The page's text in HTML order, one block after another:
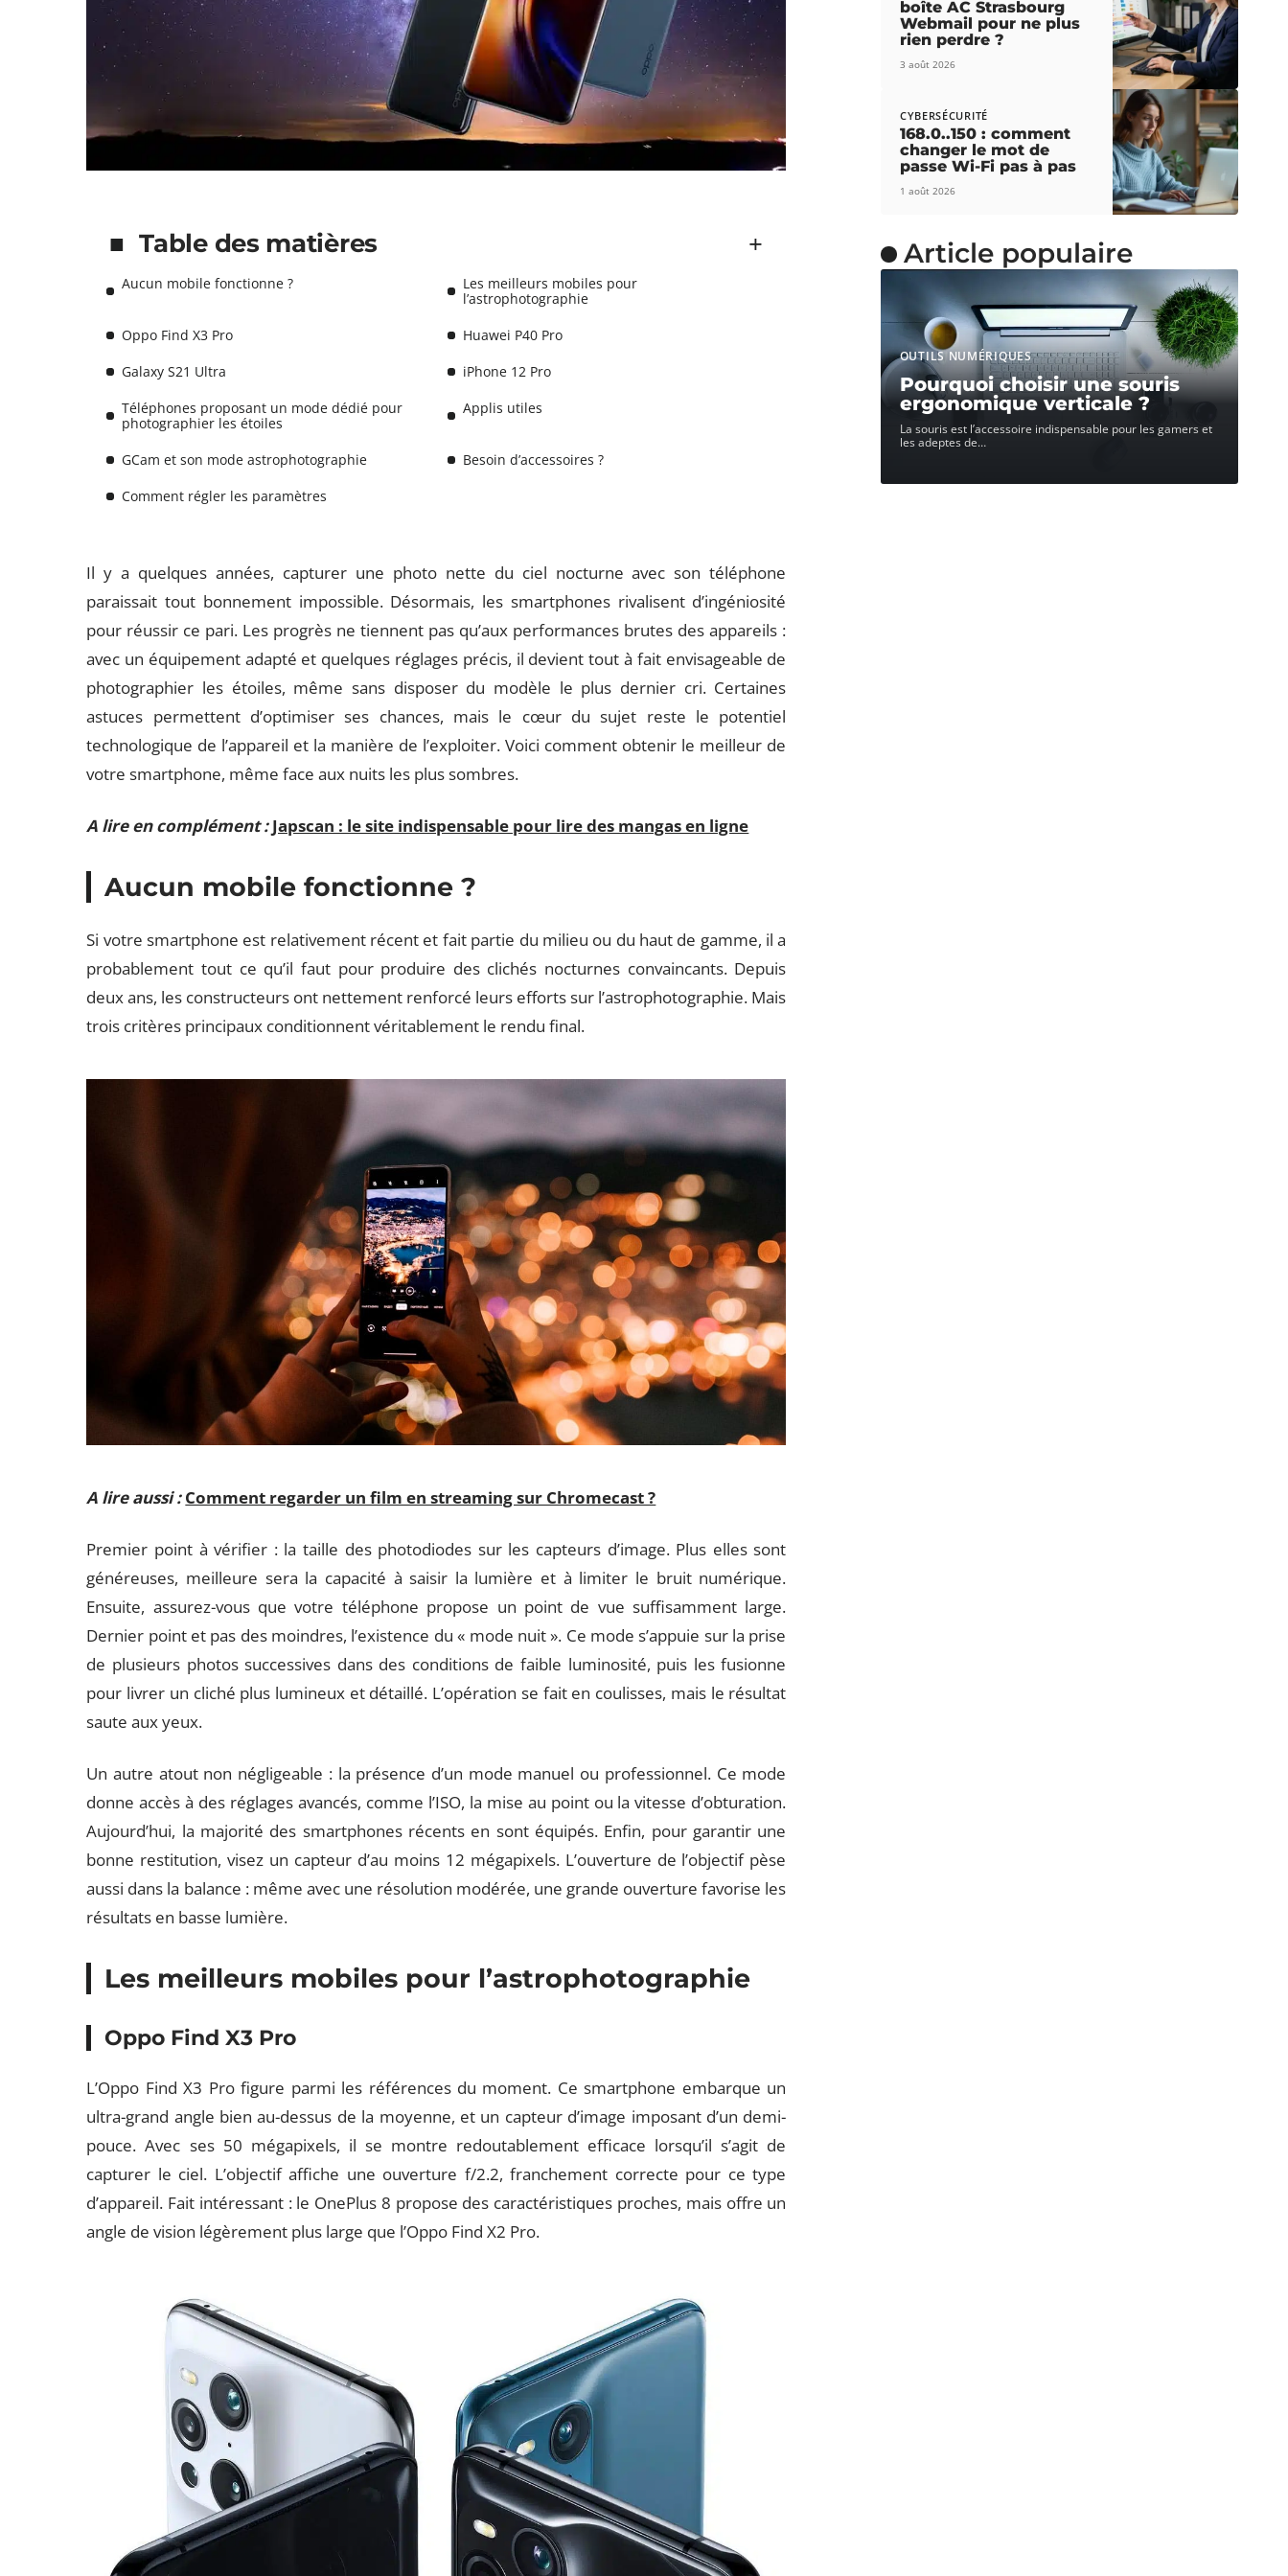
Table des matières
Aucun mobile fonctionne ?
Les meilleurs mobiles pour
l’astrophotographie
Oppo Find X3 Pro
Huawei P40 Pro
Galaxy S21 Ultra
iPhone 12 Pro
Téléphones proposant un mode dédié pour
photographier les étoiles
Applis utiles
GCam et son mode astrophotographie
Besoin d’accessoires ?
Comment régler les paramètres
Il y a quelques années, capturer une photo nette du ciel nocturne avec son téléphone
paraissait tout bonnement impossible. Désormais, les smartphones rivalisent d’ingéniosité
pour réussir ce pari. Les progrès ne tiennent pas qu’aux performances brutes des appareils :
avec un équipement adapté et quelques réglages précis, il devient tout à fait envisageable de
photographier les étoiles, même sans disposer du modèle le plus dernier cri. Certaines
astuces permettent d’optimiser ses chances, mais le cœur du sujet reste le potentiel
technologique de l’appareil et la manière de l’exploiter. Voici comment obtenir le meilleur de
votre smartphone, même face aux nuits les plus sombres.
A lire en complément : Japscan : le site indispensable pour lire des mangas en ligne
Aucun mobile fonctionne ?
Si votre smartphone est relativement récent et fait partie du milieu ou du haut de gamme, il a
probablement tout ce qu’il faut pour produire des clichés nocturnes convaincants. Depuis
deux ans, les constructeurs ont nettement renforcé leurs efforts sur l’astrophotographie. Mais
trois critères principaux conditionnent véritablement le rendu final.
A lire aussi : Comment regarder un film en streaming sur Chromecast ?
Premier point à vérifier : la taille des photodiodes sur les capteurs d’image. Plus elles sont
généreuses, meilleure sera la capacité à saisir la lumière et à limiter le bruit numérique.
Ensuite, assurez-vous que votre téléphone propose un point de vue suffisamment large.
Dernier point et pas des moindres, l’existence du « mode nuit ». Ce mode s’appuie sur la prise
de plusieurs photos successives dans des conditions de faible luminosité, puis les fusionne
pour livrer un cliché plus lumineux et détaillé. L’opération se fait en coulisses, mais le résultat
saute aux yeux.
Un autre atout non négligeable : la présence d’un mode manuel ou professionnel. Ce mode
donne accès à des réglages avancés, comme l’ISO, la mise au point ou la vitesse d’obturation.
Aujourd’hui, la majorité des smartphones récents en sont équipés. Enfin, pour garantir une
bonne restitution, visez un capteur d’au moins 12 mégapixels. L’ouverture de l’objectif pèse
aussi dans la balance : même avec une résolution modérée, une grande ouverture favorise les
résultats en basse lumière.
Les meilleurs mobiles pour l’astrophotographie
Oppo Find X3 Pro
L’Oppo Find X3 Pro figure parmi les références du moment. Ce smartphone embarque un
ultra-grand angle bien au-dessus de la moyenne, et un capteur d’image imposant d’un demi-
pouce. Avec ses 50 mégapixels, il se montre redoutablement efficace lorsqu’il s’agit de
capturer le ciel. L’objectif affiche une ouverture f/2.2, franchement correcte pour ce type
d’appareil. Fait intéressant : le OnePlus 8 propose des caractéristiques proches, mais offre un
angle de vision légèrement plus large que l’Oppo Find X2 Pro.
boîte AC Strasbourg
Webmail pour ne plus
rien perdre ?
3 août 2026
CYBERSÉCURITÉ
168.0..150 : comment
changer le mot de
passe Wi-Fi pas à pas
1 août 2026
Article populaire
OUTILS NUMÉRIQUES
Pourquoi choisir une souris
ergonomique verticale ?
La souris est l’accessoire indispensable pour les gamers et
les adeptes de…